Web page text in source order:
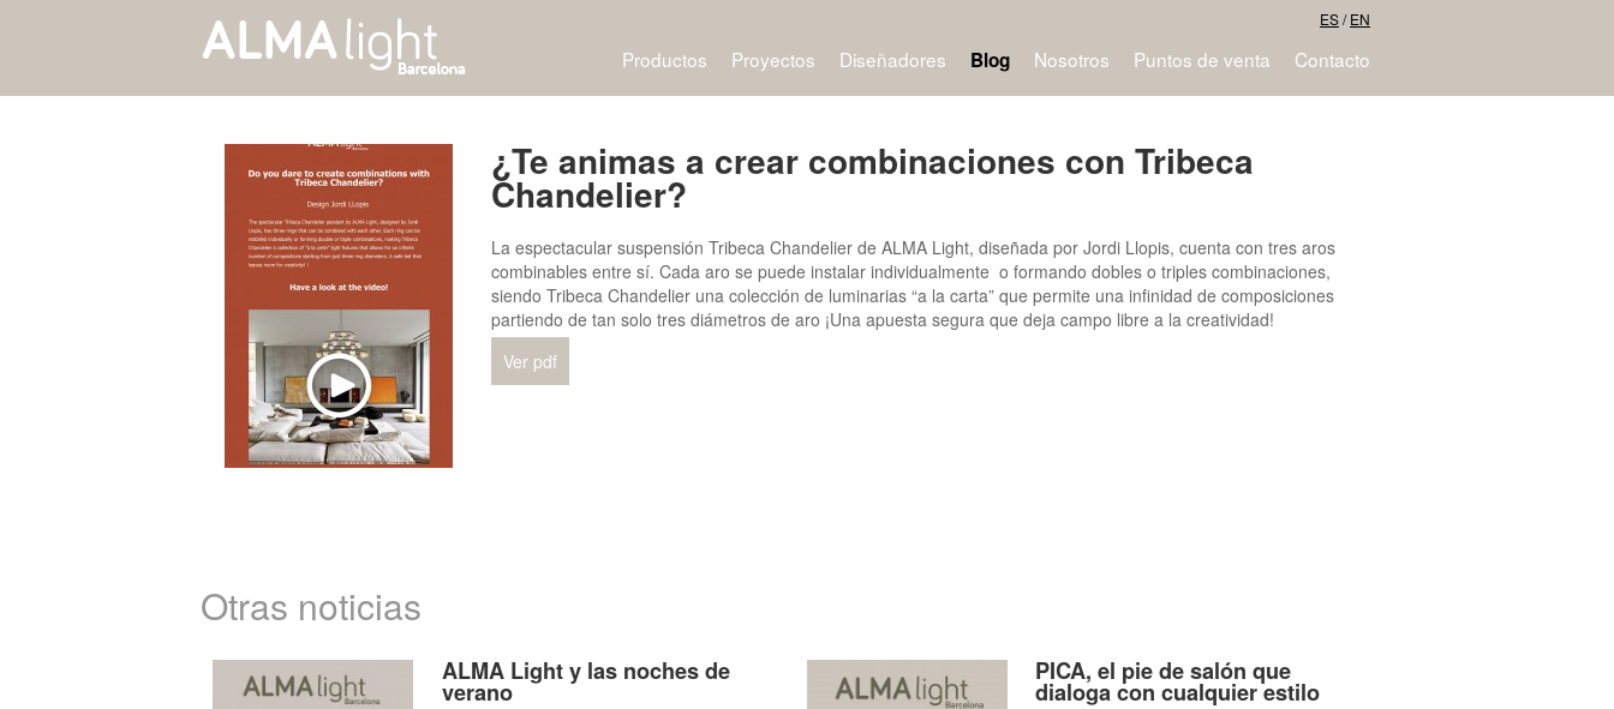
ES/EN
Productos Proyectos Diseñadores Blog Nosotros Puntos de venta Contacto
¿Te animas a crear combinaciones con Tribeca
Chandelier?
La espectacular suspensión Tribeca Chandelier de ALMA Light, diseñada por Jordi Llopis, cuenta con tres aros
combinables entre sí. Cada aro se puede instalar individualmente o formando dobles o triples combinaciones,
siendo Tribeca Chandelier una colección de luminarias “a la carta” que permite una infinidad de composiciones
partiendo de tan solo tres diámetros de aro ¡Una apuesta segura que deja campo libre a la creatividad!
Ver pdf
Otras noticias
ALMA Light y las noches de
verano
PICA, el pie de salón que
dialoga con cualquier estilo